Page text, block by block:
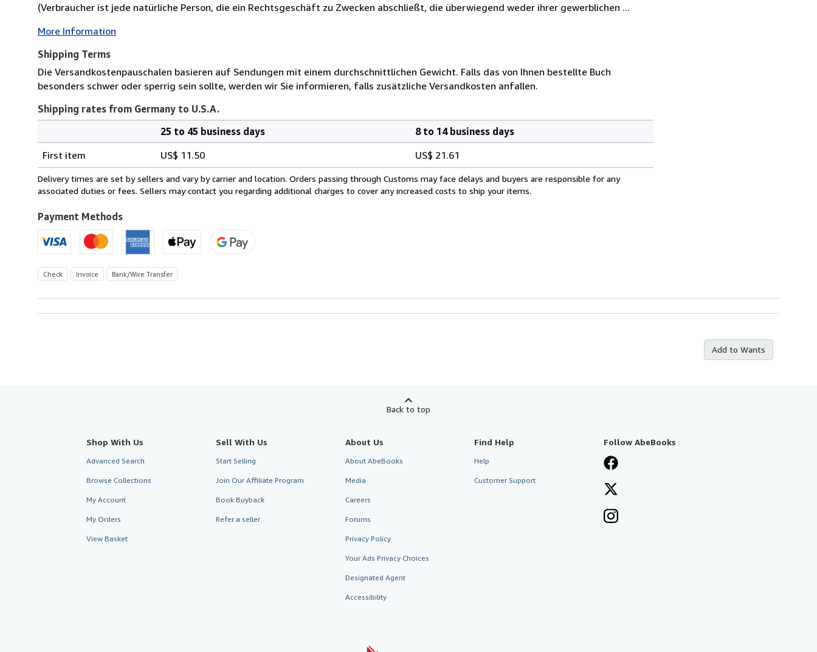
(Verbraucher ist jede natürliche Person, die ein Rechtsgeschäft zu Zwecken abschließt, die überwiegend weder ihrer gewerblichen ...
More Information
Shipping Terms
Die Versandkostenpauschalen basieren auf Sendungen mit einem durchschnittlichen Gewicht. Falls das von Ihnen bestellte Buch
besonders schwer oder sperrig sein sollte, werden wir Sie informieren, falls zusätzliche Versandkosten anfallen.
Shipping rates from Germany to U.S.A.
rates
from
Germany
U.S.A.
25 to 45 business days
8 to 14 business days
First item
US$ 11.50 US$ 21.61
Delivery times are set by sellers and vary by carrier and location. Orders passing through Customs may face delays and buyers are responsible for any
associated duties or fees. Sellers may contact you regarding additional charges to cover any increased costs to ship your items.
Payment Methods
Check Invoice Bank/Wire Transfer
Add to Wants
Back to top
Shop With Us
Advanced Search
Browse Collections
My Account
My Orders
View Basket
Sell With Us
Start Selling
Join Our Affiliate Program
Book Buyback
Refer a seller
About Us
About AbeBooks
Media
Careers
Forums
Privacy Policy
Your Ads Privacy Choices
Designated Agent
Accessibility
Find Help
Help
Customer Support
Follow AbeBooks